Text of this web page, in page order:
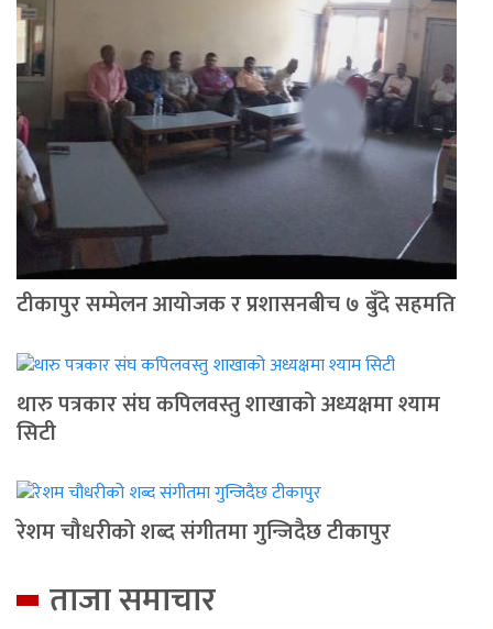
टीकापुर सम्मेलन आयोजक र प्रशासनबीच ७ बुँदे सहमति
थारु पत्रकार संघ कपिलवस्तु शाखाको अध्यक्षमा श्याम
सिटी
रेशम चौधरीको शब्द संगीतमा गुन्जिदैछ टीकापुर
ताजा समाचार